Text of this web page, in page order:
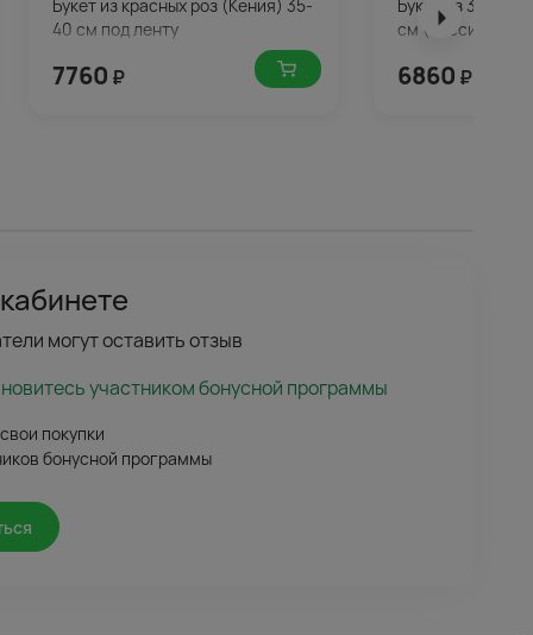
Букет из красных роз (Кения) 35-
40 см под ленту
7760 ₽
Букет из 35
см (Россия) в
6860 ₽
могут оставить отзыв
участником бонусной программы
покупки
бонусной программы